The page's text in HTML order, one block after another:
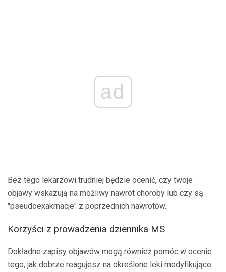
ad
Bez tego lekarzowi trudniej będzie ocenić, czy twoje
objawy wskazują na możliwy nawrót choroby lub czy są
"pseudoexakrnacje" z poprzednich nawrotów.
Korzyści z prowadzenia dziennika MS
Dokładne zapisy objawów mogą również pomóc w ocenie
tego, jak dobrze reagujesz na określone leki modyfikujące